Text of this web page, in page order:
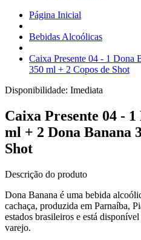
Página Inicial
Bebidas Alcoólicas
Caixa Presente 04 - 1 Dona
350 ml + 2 Copos de Shot
Disponibilidade: Imediata
Caixa Presente 04 -
ml + 2 Dona Banana
Shot
Descrição do produto
Dona Banana é uma bebida
cachaça, produzida em Parnaíba,
estados brasileiros e está
varejo.